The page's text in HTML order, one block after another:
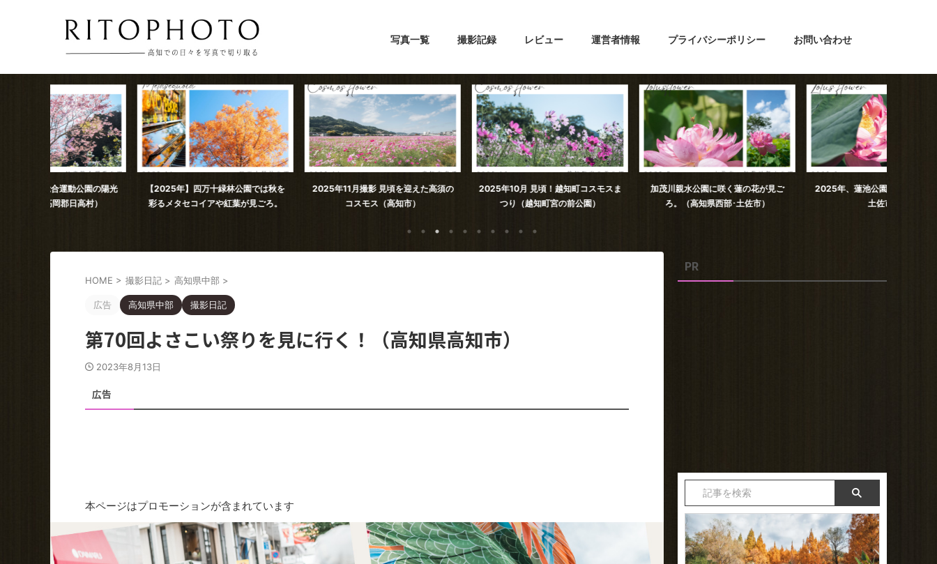
写真一覧 撮影記録 レビュー 運営者情報 プライバシーポリシー お問い合わせ
【2025年】四万十緑林公園では秋を
彩るメタセコイアや紅葉が見ごろ。
2025年11月撮影 見頃を迎えた高須の
コスモス（高知市）
2025年10月 見頃！越知町コスモスま
つり（越知町宮の前公園）
加茂川親水公園に咲く蓮の花が見ご
ろ。（高知県西部･土佐市）
2025年、蓮池公園の蓮の花（高知県
HOME > 撮影日記 > 高知県中部 >
広告 高知県中部 撮影日記
第70回よさこい祭りを見に行く！（高知県高知市）
2023年8月13日
広告
本ページはプロモーションが含まれています
PR